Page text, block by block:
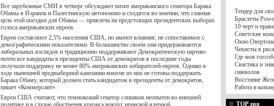
Все зарубежные СМИ в четверг обсуждают визит американского сенатора Барака
Обамы в Израиль и Палестинскую автономию и сходятся во мнении, что главная
цель этой поездки для Обамы — привлечь на предстоящих президентских выборах
голоса американских евреев.
Евреи составляют 2,5% населения США, но имеют влияние, не сопоставимое с
демографическими показателями. В большинстве своем они придерживаются
либеральных взглядов и традиционно поддерживают Демократическую партию:
почти все кандидаты в президенты США от демократов в последние годы
получали поддержку не менее 80% американских избирателей-евреев. Однако в
ходе нынешней предвыборной кампании многие из них не готовы поддержать
Барака Обаму, который должен стать кандидатом в президенты от демократов,
пишет «Коммерсант».
Евреи США считают, что темнокожий сенатор слишком неопытен во внешней
политике и в случае обострения кризиса вокруг иранской ядерной …
Тендер для
Браслеты
10 черт и
Советские
Окно
Чекисты в
Где моя
Свастика и
символов
Восстание
Работа в
TOP дня